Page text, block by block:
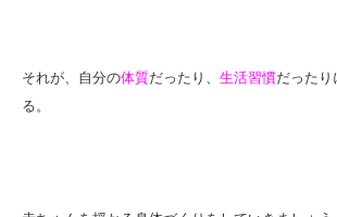
それが、自分の体質だったり、 生活習慣だったり
る。